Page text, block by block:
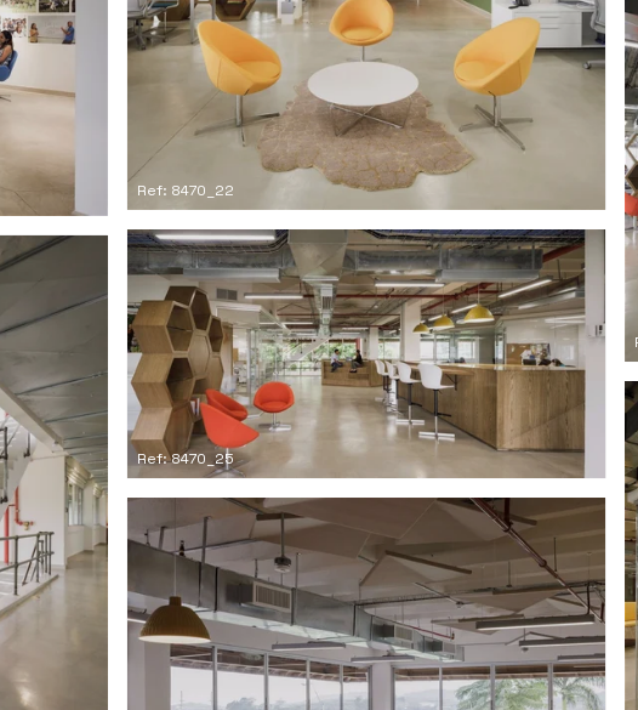
Ref: 8470_22
Ref: 8470_25